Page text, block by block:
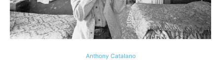
Anthony Catalano